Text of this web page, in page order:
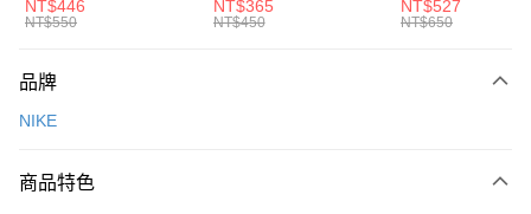
元大商業銀行
台灣樂天信用卡公司
AFTEE先享後付
【關於「AFTEE先享後付」】
便利好安心！
３．安心：先確認商品／服務後，再付款。
運送方式
每筆NT$100，滿NT$1,500(含以上)免運費
中統襪 FZ3393100
NT$446
NT$550
EMBRDY 男女 短統襪
FZ3073133
NT$365
NT$450
BA5871010
NT$527
NT$650
品牌
NIKE
商品特色